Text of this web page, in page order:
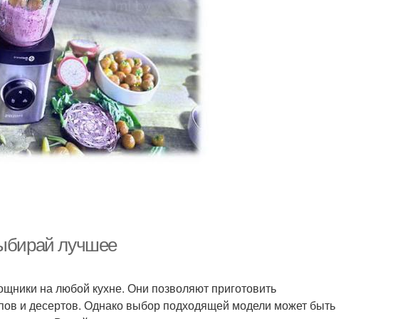
лучшее
на любой кухне. Они позволяют приготовить
и десертов. Однако выбор подходящей модели может быть